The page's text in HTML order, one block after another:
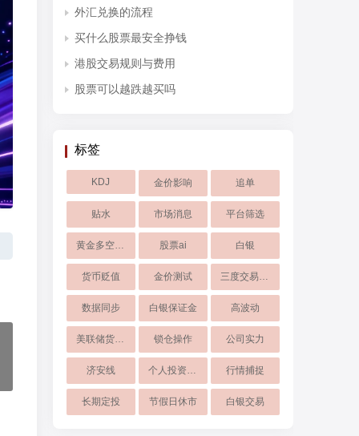
外汇兑换的流程
买什么股票最安全挣钱
港股交易规则与费用
股票可以越跌越买吗
标签
KDJ 金价影响 追单
贴水 市场消息 平台筛选
黄金多空博弈 股票ai 白银
货币贬值 金价测试 三度交易战法
数据同步 白银保证金 高波动
美联储货币政策转向 锁仓操作 公司实力
济安线 个人投资选择 行情捕捉
长期定投 节假日休市 白银交易